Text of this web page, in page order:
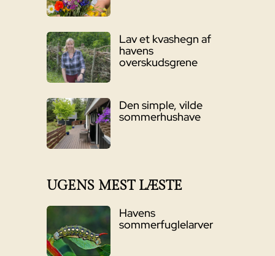
Lav et kvashegn af
havens
overskudsgrene
Den simple, vilde
sommerhushave
UGENS MEST LÆSTE
Havens
sommerfuglelarver